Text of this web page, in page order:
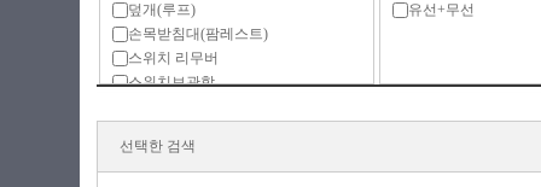
덮개(루프)
손목받침대(팜레스트)
스위치 리무버
스위치보관함
키보드
유선+무선
선택한 검색